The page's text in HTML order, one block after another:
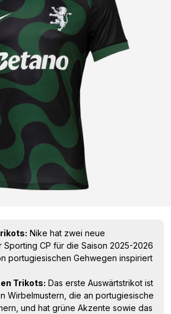
Nike hat zwei neue
Sporting CP für die Saison 2025-2026
portugiesischen Gehwegen inspiriert
Trikots: Das erste Auswärtstrikot ist
Wirbelmustern, die an portugiesische
und hat grüne Akzente sowie das